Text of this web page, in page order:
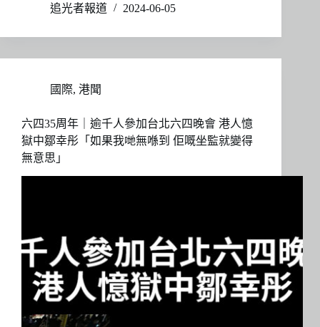
追光者報道
2024-06-05
國際, 港聞
六四35周年｜逾千人參加台北六四晚會 港人憶
獄中鄒幸彤「如果我哋無喺到 佢嘅坐監就變得
無意思」